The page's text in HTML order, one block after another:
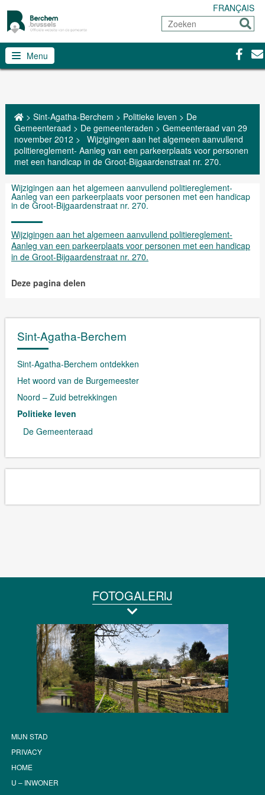
FRANÇAIS
Zoeken
Sturen
Menu
> Sint-Agatha-Berchem > Politieke leven > De
Gemeenteraad > De gemeenteraden > Gemeenteraad van 29
november 2012 > Wijzigingen aan het algemeen aanvullend
politiereglement- Aanleg van een parkeerplaats voor personen
met een handicap in de Groot-Bijgaardenstraat nr. 270.
Wijzigingen aan het algemeen aanvullend politiereglement-
Aanleg van een parkeerplaats voor personen met een handicap
in de Groot-Bijgaardenstraat nr. 270.
Wijzigingen aan het algemeen aanvullend politiereglement-
Aanleg van een parkeerplaats voor personen met een handicap
in de Groot-Bijgaardenstraat nr. 270.
Deze pagina delen
Sint-Agatha-Berchem
Sint-Agatha-Berchem ontdekken
Het woord van de Burgemeester
Noord – Zuid betrekkingen
Politieke leven
De Gemeenteraad
FOTOGALERIJ
MIJN STAD
PRIVACY
HOME
U – INWONER